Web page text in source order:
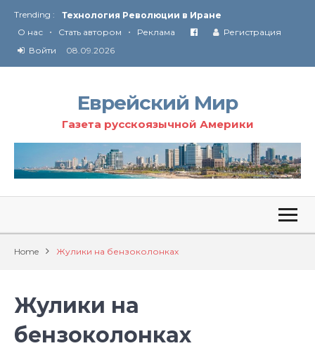
Trending :
Технология Революции в Иране
От Ирана до Ливана и Газы
О нас • Стать автором • Реклама
Регистрация
Войти
08.09.2026
Еврейский Мир
Газета русскоязычной Америки
Home Жулики на бензоколонках
Жулики на
бензоколонках